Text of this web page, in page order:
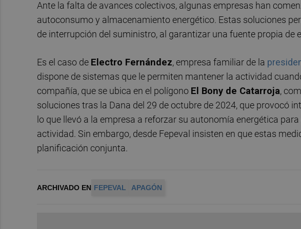
Ante la falta de avances colectivos, algunas empresas han
autoconsumo y almacenamiento energético. Estas soluciones
de interrupción del suministro, al garantizar una fuente propia de
Es el caso de Electro Fernández, empresa familiar de la
dispone de sistemas que le permiten mantener la actividad
compañía, que se ubica en el polígono El Bony de Catarroja,
soluciones tras la Dana del 29 de octubre de 2024, que provocó
lo que llevó a la empresa a reforzar su autonomía energética
actividad. Sin embargo, desde Fepeval insisten en que estas
planificación conjunta.
ARCHIVADO EN FEPEVAL APAGÓN